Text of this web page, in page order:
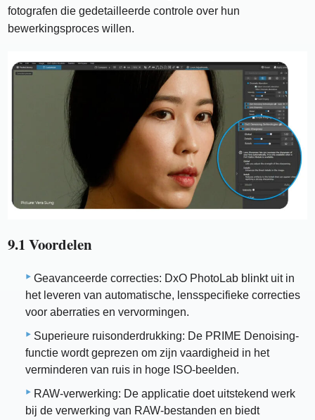
fotografen die gedetailleerde controle over hun
bewerkingsproces willen.
9.1 Voordelen
Geavanceerde correcties: DxO PhotoLab blinkt uit in
het leveren van automatische, lensspecifieke correcties
voor aberraties en vervormingen.
Superieure ruisonderdrukking: De PRIME Denoising-
functie wordt geprezen om zijn vaardigheid in het
verminderen van ruis in hoge ISO-beelden.
RAW-verwerking: De applicatie doet uitstekend werk
bij de verwerking van RAW-bestanden en biedt